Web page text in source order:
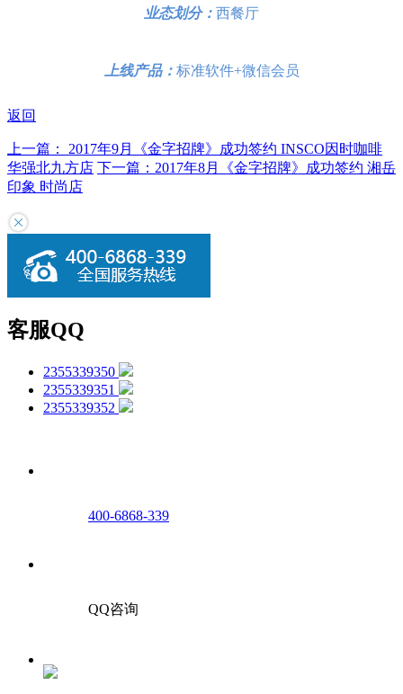
业态划分： 西餐厅
上线产品： 标准软件+微信会员
返回
上一篇： 2017年9月《金字招牌》成功签约 INSCO因时咖啡
华强北九方店 下一篇：2017年8月《金字招牌》成功签约 湘岳
印象 时尚店
客服QQ
2355339350
2355339351
2355339352
400-6868-339
QQ咨询